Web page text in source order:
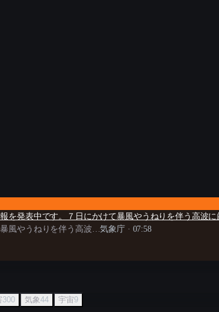
を発表中です。７日にかけて暴風やうねりを伴う高波
暴風やうねりを伴う高波…気象庁 · 07:58
300 気象44 宇宙9